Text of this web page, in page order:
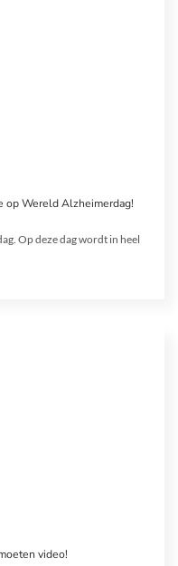
op Wereld Alzheimerdag!
Op deze dag wordt in heel
video!